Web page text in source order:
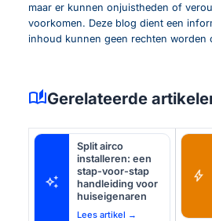
maar er kunnen onjuistheden of
voorkomen. Deze blog dient een
inhoud kunnen geen rechten worden
auto_storiesGerelateerde
auto_awesome
Split airco
installeren: een
stap-voor-stap
handleiding voor
huiseigenaren
Lees artikel →
bolt